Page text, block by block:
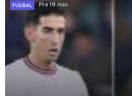
FUDBAL
Pre 19 min